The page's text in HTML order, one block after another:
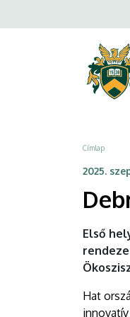
győzelme
DEBRECENI
EGYETEM
a
Morzsa
Címlap
2025.
Első
Hat